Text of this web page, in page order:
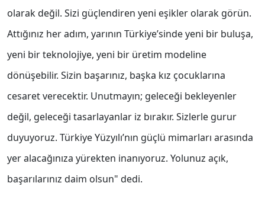
olarak değil. Sizi güçlendiren yeni eşikler olarak görün.
Attığınız her adım, yarının Türkiye’sinde yeni bir buluşa,
yeni bir teknolojiye, yeni bir üretim modeline
dönüşebilir. Sizin başarınız, başka kız çocuklarına
cesaret verecektir. Unutmayın; geleceği bekleyenler
değil, geleceği tasarlayanlar iz bırakır. Sizlerle gurur
duyuyoruz. Türkiye Yüzyılı’nın güçlü mimarları arasında
yer alacağınıza yürekten inanıyoruz. Yolunuz açık,
başarılarınız daim olsun" dedi.